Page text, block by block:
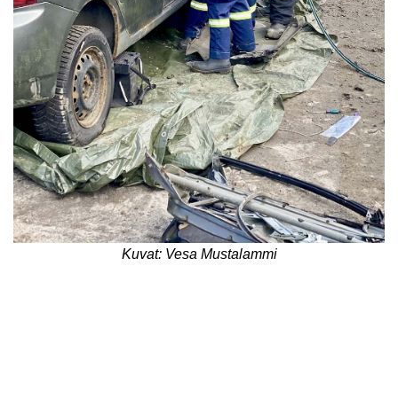
Kuvat: Vesa Mustalammi